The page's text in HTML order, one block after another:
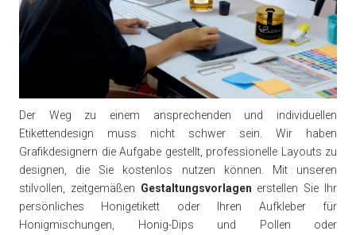
Der Weg zu einem ansprechenden und individuellen
Etikettendesign muss nicht schwer sein. Wir haben
Grafikdesignern die Aufgabe gestellt, professionelle Layouts zu
designen, die Sie kostenlos nutzen können. Mit unseren
stilvollen, zeitgemäßen Gestaltungsvorlagen erstellen Sie Ihr
persönliches Honigetikett oder Ihren Aufkleber für
Honigmischungen, Honig-Dips und Pollen oder